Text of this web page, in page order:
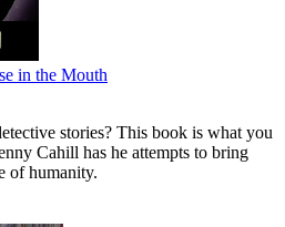
in the Mouth
stories? This book is what you
Cahill has he attempts to bring
of humanity.